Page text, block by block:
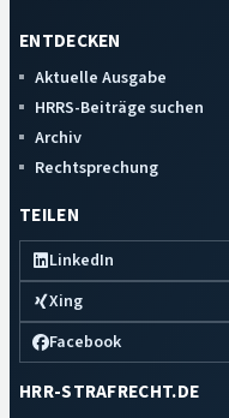
ENTDECKEN
Aktuelle Ausgabe
HRRS-Beiträge suchen
Archiv
Rechtsprechung
TEILEN
LinkedIn
Xing
Facebook
HRR-STRAFRECHT.DE